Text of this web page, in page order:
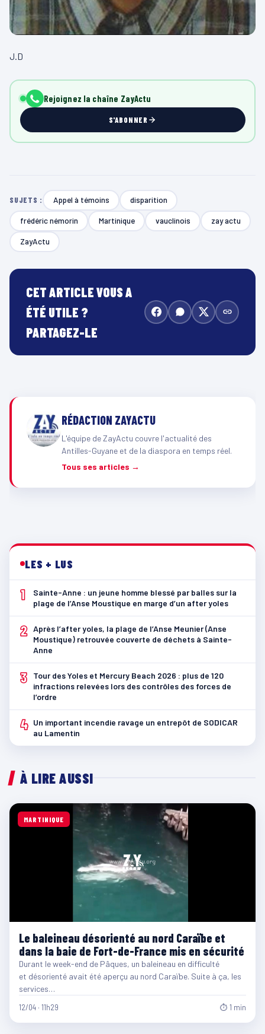
J.D
Rejoignez la chaîne ZayActu
S'ABONNER
SUJETS : Appel à témoins disparition
frédéric némorin Martinique vauclinois zay actu
ZayActu
CET ARTICLE VOUS A
ÉTÉ UTILE ?
PARTAGEZ-LE
RÉDACTION ZAYACTU
L'équipe de ZayActu couvre l'actualité des
Antilles-Guyane et de la diaspora en temps réel.
Tous ses articles →
LES + LUS
1
Sainte-Anne : un jeune homme blessé par balles sur la
plage de l’Anse Moustique en marge d’un after yoles
2 Après l’after yoles, la plage de l’Anse Meunier (Anse
Moustique) retrouvée couverte de déchets à Sainte-
Anne
3
Tour des Yoles et Mercury Beach 2026 : plus de 120
infractions relevées lors des contrôles des forces de
l’ordre
4 Un important incendie ravage un entrepôt de SODICAR
au Lamentin
À LIRE AUSSI
MARTINIQUE
Le baleineau désorienté au nord Caraïbe et
dans la baie de Fort-de-France mis en sécurité
Durant le week-end de Pâques, un baleineau en difficulté
et désorienté avait été aperçu au nord Caraïbe. Suite à ça, les
services…
12/04 · 11h29 ⏱ 1 min